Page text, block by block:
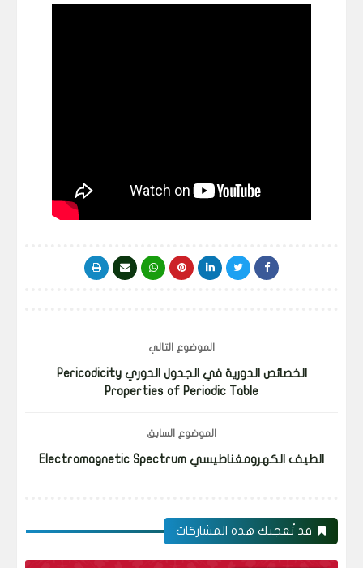
الموضوع التالي
الخصائص الدورية في الجدول الدوري Pericodicity
Properties of Periodic Table
الموضوع السابق
الطيف الكهرومغناطيسي Electromagnetic Spectrum
قد تُعجبك هذه المشاركات